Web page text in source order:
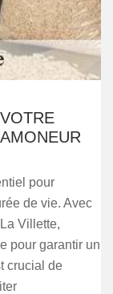
pour
de vie. Avec
Villette,
pour garantir un
crucial de